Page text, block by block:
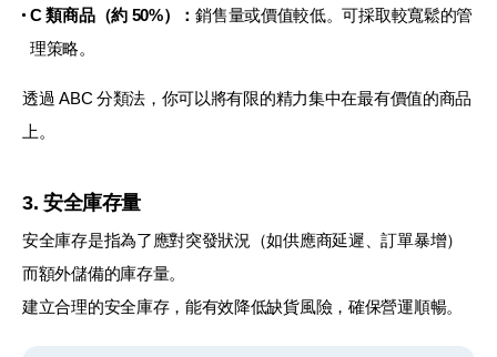
C 類商品（約 50%）：銷售量或價值較低。可採取較寬鬆的管
理策略。
透過 ABC 分類法，你可以將有限的精力集中在最有價值的商品
上。
3. 安全庫存量
安全庫存是指為了應對突發狀況（如供應商延遲、訂單暴增）
而額外儲備的庫存量。
建立合理的安全庫存，能有效降低缺貨風險，確保營運順暢。